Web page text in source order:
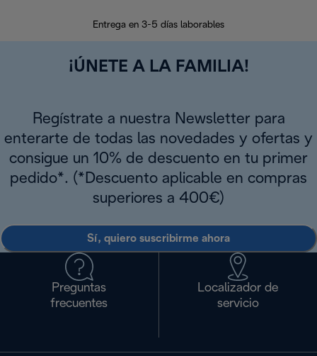
Entrega en 3-5 días laborables
¡ÚNETE A LA FAMILIA!
Regístrate a nuestra Newsletter para
enterarte de todas las novedades y ofertas y
consigue un 10% de descuento en tu primer
pedido*. (*Descuento aplicable en compras
superiores a 400€)
Sí, quiero suscribirme ahora
Preguntas
frecuentes
Localizador de
servicio